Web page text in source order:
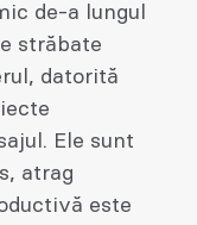
de-a lungul
străbate
datorită
Ele sunt
atrag
este